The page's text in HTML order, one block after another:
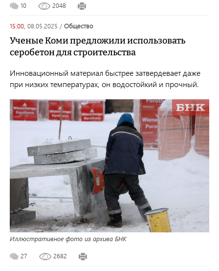
10 2048
15:00, 08.05.2025 / общество
Ученые Коми предложили использовать
серобетон для строительства
Инновационный материал быстрее затвердевает даже
при низких температурах, он водостойкий и прочный.
Иллюстративное фото из архива БНК
27 2682